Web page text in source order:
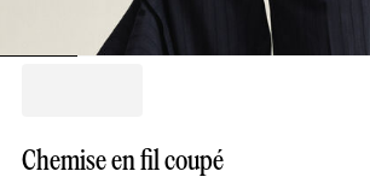
Chemise en fil coupé